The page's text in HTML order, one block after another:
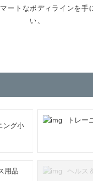
ー
お問い合わせ
33-
ートなボディラインを手
い。
ング小
トレー
用品 ヘルス